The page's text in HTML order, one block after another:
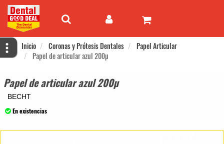
Inicio Coronas y Prótesis Dentales
Papel Articular
Papel de articular azul 200µ
Papel de articular azul 200µ
BECHT
En existencias